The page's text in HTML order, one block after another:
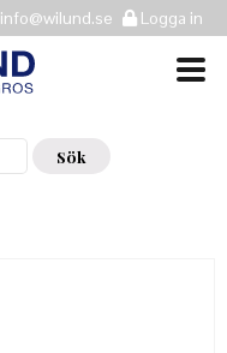
info@wilund.se Logga in
Sök